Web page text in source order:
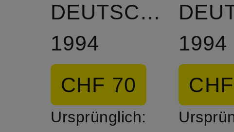
DEUTSCHLAND
1994
CHF 70
Ursprünglich:
1994